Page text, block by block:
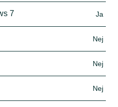
7 Ja
Nej
Nej
Nej